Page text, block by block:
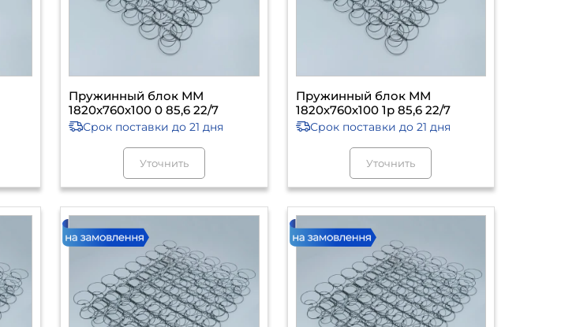
Пружинный блок ММ
1820х760х100 0 85,6 22/7
Срок поставки до 21 дня
Уточнить
Пружинный блок ММ
1820х760х100 1р 85,6 22/7
Срок поставки до 21 дня
Уточнить